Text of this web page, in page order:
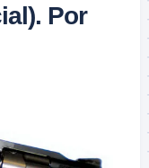
Por